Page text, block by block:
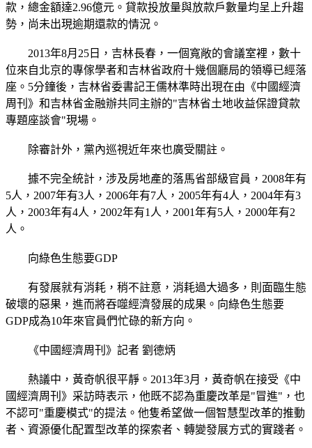
款，總金額達2.96億元。貸款投放量與放款戶數量均呈上升趨
勢，尚未出現逾期還款的情況。
2013年8月25日，吉林長春，一個寬敞的會議室裡，數十
位來自北京的專傢學者和吉林省政府十幾個廳局的領導已經落
座。5分鐘後，吉林省委書記王儒林準時出現在由《中國經濟
周刊》和吉林省金融辦共同主辦的"吉林省土地收益保證貸款
專題座談會"現場。
除審計外，黨內巡視近年來也廣受關註。
據不完全統計，涉及房地產的落馬省部級官員，2008年有
5人，2007年有3人，2006年有7人，2005年有4人，2004年有3
人，2003年有4人，2002年有1人，2001年有5人，2000年有2
人。
向綠色生態要GDP
有發展就有消耗，稍不註意，消耗過大過多，則面臨生態
破壞的惡果，進而將吞噬經濟發展的成果。向綠色生態要
GDP成為10年來官員們忙碌的新方向。
《中國經濟周刊》記者 劉德炳
熱議中，黃奇帆很平靜。2013年3月，黃奇帆在接受《中
國經濟周刊》采訪時表示，他既不認為重慶改革是"冒進"，也
不認可"重慶模式"的提法。他隻希望做一個智慧型改革的推動
者、資源優化配置型改革的探索者、轉變發展方式的實踐者。